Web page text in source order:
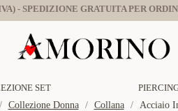
- SPEDIZIONE GRATUITA PER
SET
Collezione Donna
Collana Acciaio